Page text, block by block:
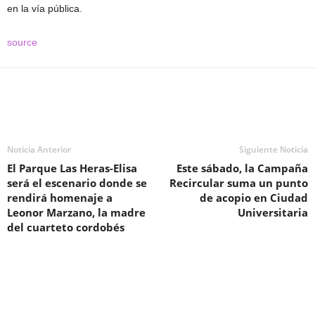
en la vía pública.
source
Noticia Anterior
El Parque Las Heras-Elisa
será el escenario donde se
rendirá homenaje a
Leonor Marzano, la madre
del cuarteto cordobés
Siguiente Noticia
Este sábado, la Campaña
Recircular suma un punto
de acopio en Ciudad
Universitaria